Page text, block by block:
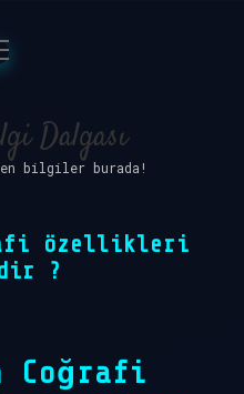
Dalgası
bilgiler burada!
özellikleri
?
Coğrafi